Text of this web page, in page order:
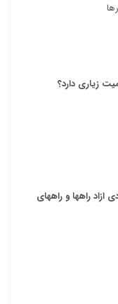
زیاری دارد؟
راهها و راههای